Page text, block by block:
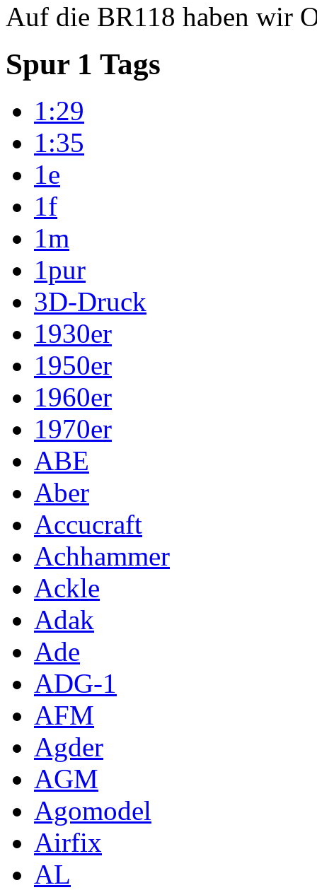
Auf die BR118 haben wir
Spur 1 Tags
1:29
1:35
1e
1f
1m
1pur
3D-Druck
1930er
1950er
1960er
1970er
ABE
Aber
Accucraft
Achhammer
Ackle
Adak
Ade
ADG-1
AFM
Agder
AGM
Agomodel
Airfix
AL